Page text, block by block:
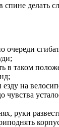
спине делать
очереди
в таком
на
чувства
руки